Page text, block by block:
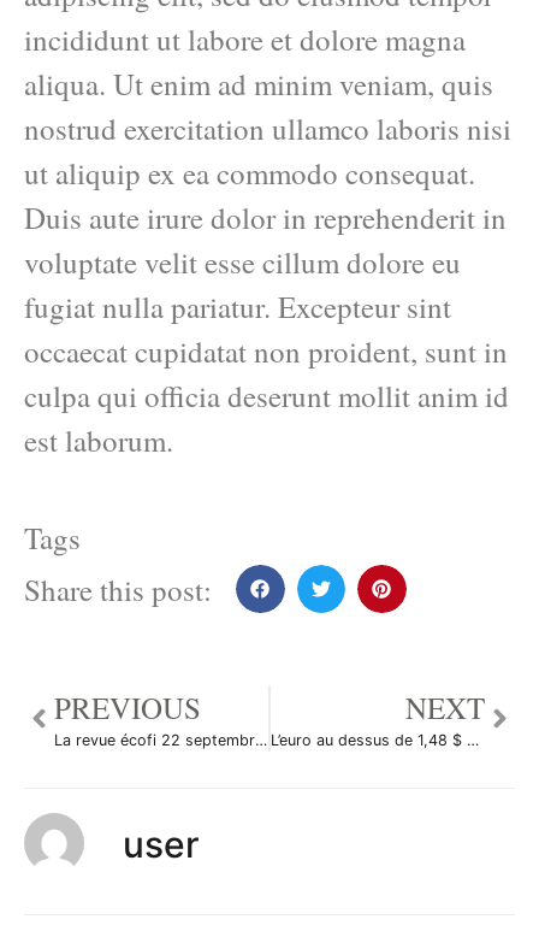
incididunt ut labore et dolore magna
aliqua. Ut enim ad minim veniam, quis
nostrud exercitation ullamco laboris nisi
ut aliquip ex ea commodo consequat.
Duis aute irure dolor in reprehenderit in
voluptate velit esse cillum dolore eu
fugiat nulla pariatur. Excepteur sint
occaecat cupidatat non proident, sunt in
culpa qui officia deserunt mollit anim id
est laborum.
Tags
Share this post:
PREVIOUS
La revue écofi 22 septembre 2009
NEXT
L’euro au dessus de 1,48 $ sur le forex
user